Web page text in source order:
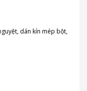
dán kín mép bột,